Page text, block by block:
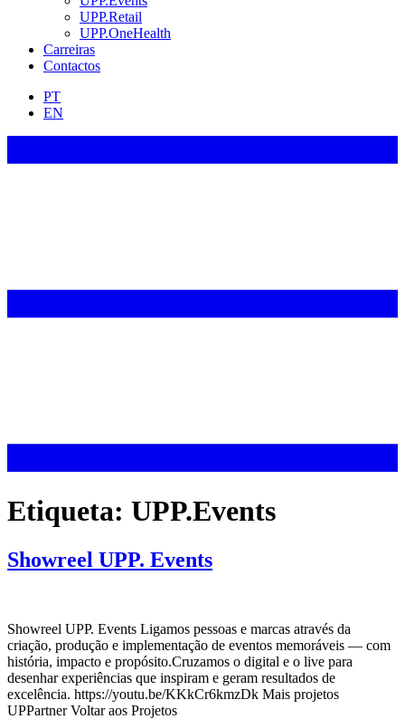
UPP.Retail
UPP.OneHealth
Carreiras
Contactos
PT
EN
Etiqueta: UPP.Events
Showreel UPP. Events
Showreel UPP. Events Ligamos pessoas e marcas através da
criação, produção e implementação de eventos memoráveis — com
história, impacto e propósito.Cruzamos o digital e o live para
desenhar experiências que inspiram e geram resultados de
excelência. https://youtu.be/KKkCr6kmzDk Mais projetos
UPPartner Voltar aos Projetos